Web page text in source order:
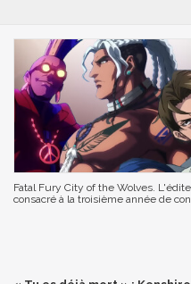
Fatal Fury City of the Wolves.
consacré à la troisième année de